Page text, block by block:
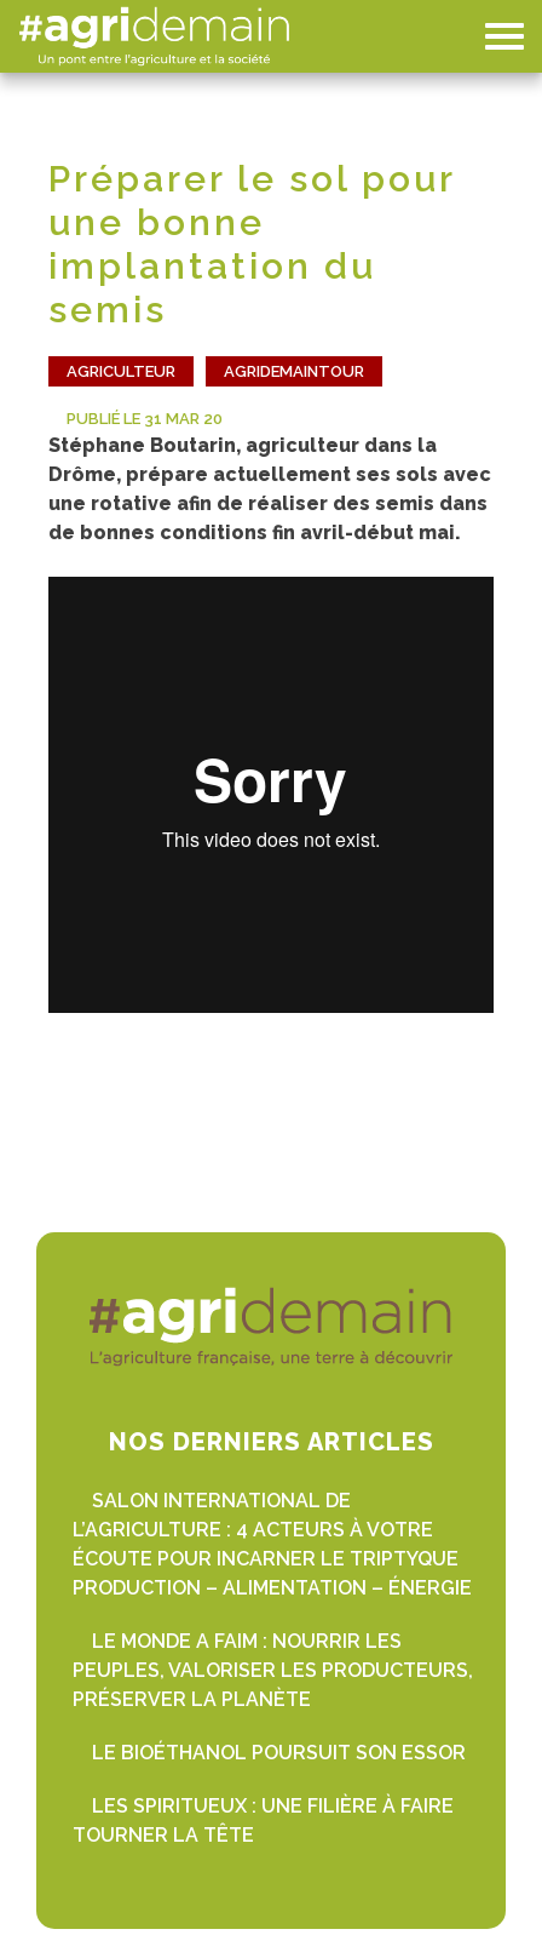
Préparer le sol pour
une bonne
implantation du
semis
AGRICULTEUR AGRIDEMAINTOUR
PUBLIÉ LE 31 MAR 20
Stéphane Boutarin, agriculteur dans la
Drôme, prépare actuellement ses sols avec
une rotative afin de réaliser des semis dans
de bonnes conditions fin avril-début mai.
NOS DERNIERS ARTICLES
SALON INTERNATIONAL DE
L’AGRICULTURE : 4 ACTEURS À VOTRE
ÉCOUTE POUR INCARNER LE TRIPTYQUE
PRODUCTION – ALIMENTATION – ÉNERGIE
LE MONDE A FAIM : NOURRIR LES
PEUPLES, VALORISER LES PRODUCTEURS,
PRÉSERVER LA PLANÈTE
LE BIOÉTHANOL POURSUIT SON ESSOR
LES SPIRITUEUX : UNE FILIÈRE À FAIRE
TOURNER LA TÊTE